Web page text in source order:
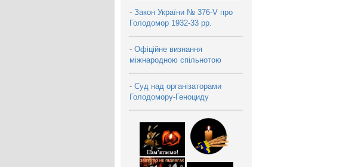
- Закон України № 376-V про
Голодомор 1932-33 рр.
- Офіційне визнання
міжнародною спільнотою
- Суд над організаторами
Голодомору-Геноциду